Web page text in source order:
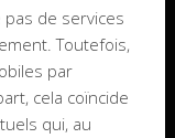
de services
Toutefois,
par
cela coïncide
qui, au